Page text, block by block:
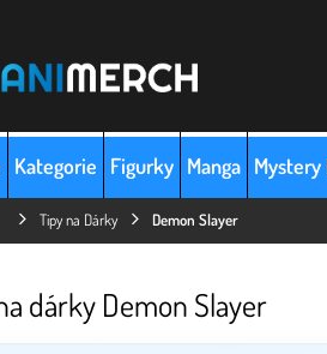
Kategorie Figurky Manga Mystery
Domů Tipy na Dárky Demon Slayer
dárky Demon Slayer